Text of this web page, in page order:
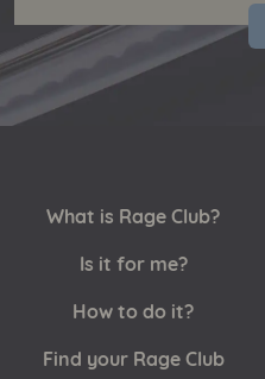
What is Rage Club?
Is it for me?
How to do it?
Find your Rage Club